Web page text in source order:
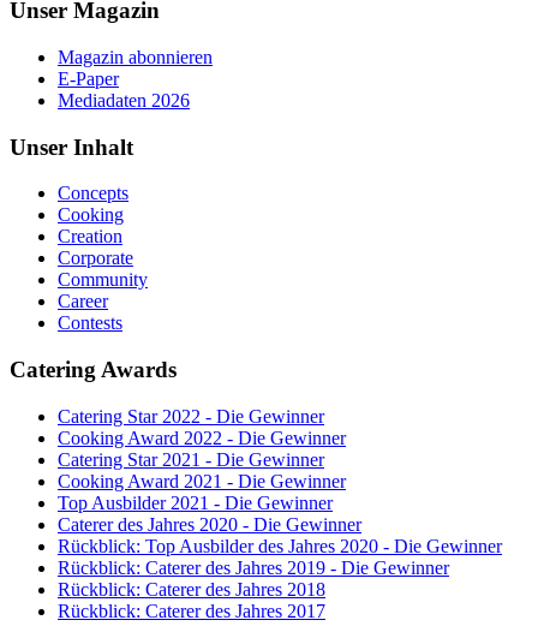
Unser Magazin
Magazin abonnieren
E-Paper
Mediadaten 2026
Unser Inhalt
Concepts
Cooking
Creation
Corporate
Community
Career
Contests
Catering Awards
Catering Star 2022 - Die Gewinner
Cooking Award 2022 - Die Gewinner
Catering Star 2021 - Die Gewinner
Cooking Award 2021 - Die Gewinner
Top Ausbilder 2021 - Die Gewinner
Caterer des Jahres 2020 - Die Gewinner
Rückblick: Top Ausbilder des Jahres 2020 - Die Gewinner
Rückblick: Caterer des Jahres 2019 - Die Gewinner
Rückblick: Caterer des Jahres 2018
Rückblick: Caterer des Jahres 2017